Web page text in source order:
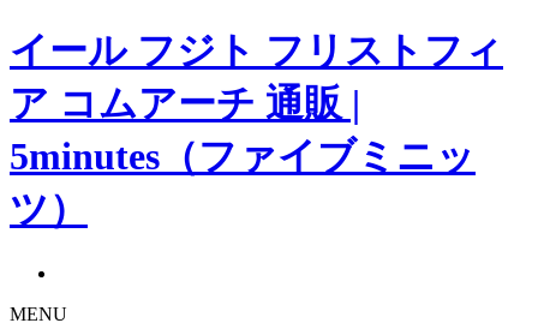
イール フジト フリストフィ
ア コムアーチ 通販 |
5minutes（ファイブミニッ
ツ）
MENU